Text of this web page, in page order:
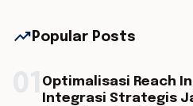
trending_up Popular Posts
Optimalisasi Reach
Integrasi Strategis